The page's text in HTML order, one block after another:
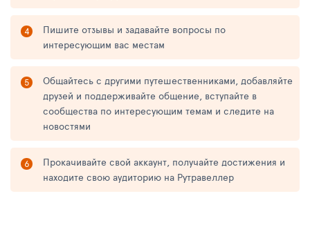
Пишите отзывы и задавайте вопросы по
интересующим вас местам
Общайтесь с другими путешественниками, добавляйте
друзей и поддерживайте общение, вступайте в
сообщества по интересующим темам и следите на
новостями
Прокачивайте свой аккаунт, получайте достижения и
находите свою аудиторию на Рутравеллер